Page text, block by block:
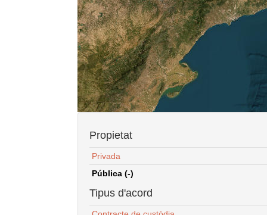
Propietat
Privada
Pública (-)
Tipus d'acord